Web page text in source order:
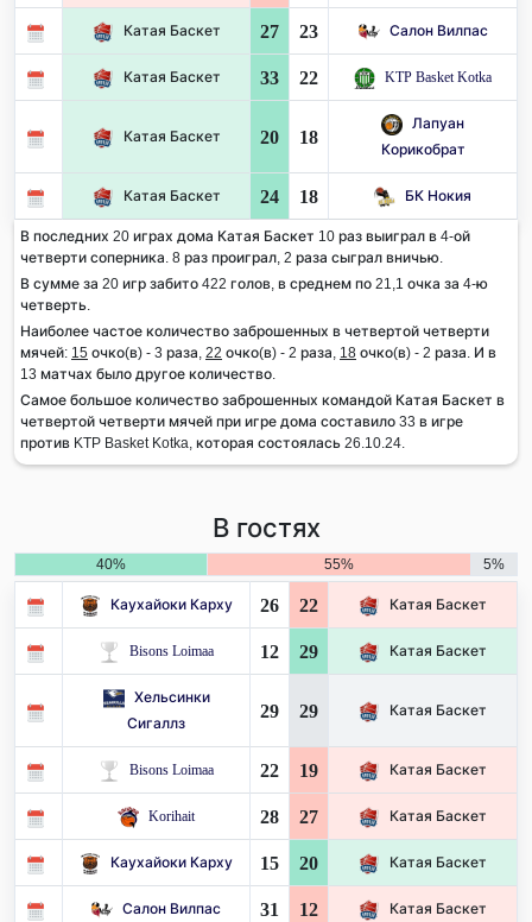
Катая Баскет 27 23 Салон Вилпас
Катая Баскет 33 22 KTP Basket Kotka
Катая Баскет 20 18
Лапуан
Корикобрат
Катая Баскет 24 18 БК Нокия
В последних 20 играх дома Катая Баскет 10 раз выиграл в 4-ой
четверти соперника. 8 раз проиграл, 2 раза сыграл вничью.
В сумме за 20 игр забито 422 голов, в среднем по 21,1 очка за 4-ю
четверть.
Наиболее частое количество заброшенных в четвертой четверти
мячей: 15 очко(в) - 3 раза, 22 очко(в) - 2 раза, 18 очко(в) - 2 раза. И в
13 матчах было другое количество.
Самое большое количество заброшенных командой Катая Баскет в
четвертой четверти мячей при игре дома составило 33 в игре
против KTP Basket Kotka, которая состоялась 26.10.24.
В гостях
40% 55% 5%
Каухайоки Карху 26 22 Катая Баскет
Bisons Loimaa 12 29 Катая Баскет
Хельсинки
Сигаллз
29 29 Катая Баскет
Bisons Loimaa 22 19 Катая Баскет
Korihait 28 27 Катая Баскет
Каухайоки Карху 15 20 Катая Баскет
Салон Вилпас 31 12 Катая Баскет